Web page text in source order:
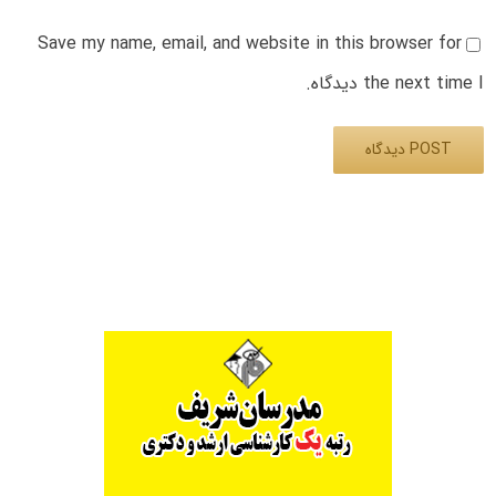
Save my name, email, and website in this browser for
the next time I دیدگاه.